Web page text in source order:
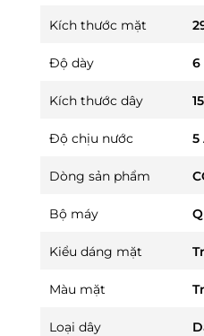
Kích thước mặt
Độ dày 6
Kích thước dây
Độ chịu nước 5
Dòng sản phẩm
Bộ máy
Kiểu dáng mặt
Màu mặt
Loại dây